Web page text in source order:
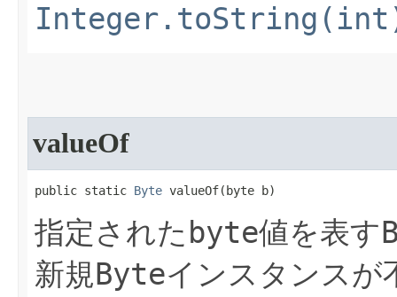
valueOf
public static Byte valueOf​(byte b)
指定された byte値を表す
新規Byteインスタンスが